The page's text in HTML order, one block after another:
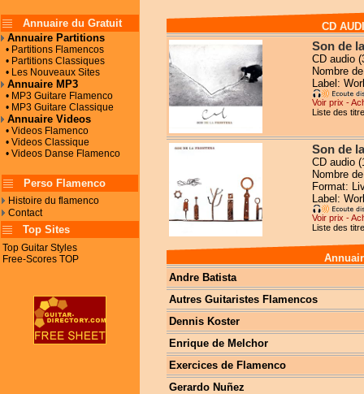
Annuaire du Gratuit
Annuaire Partitions
• Partitions Flamencos
• Partitions Classiques
• Les Nouveaux Sites
Annuaire MP3
• MP3 Guitare Flamenco
• MP3 Guitare Classique
Annuaire Videos
• Videos Flamenco
• Videos Classique
• Videos Danse Flamenco
Perso Flamenco
Histoire du flamenco
Contact
Top Sites
Top Guitar Styles
Free-Scores TOP
CD
Son de
CD audio
Nombre
Label:
Voir prix -
Liste des
Son de
CD audio
Nombre
Format:
Label:
Voir prix -
Liste des
Andre Batista
Autres Guitaristes Flamencos
Dennis Koster
Enrique de Melchor
Exercices de Flamenco
Gerardo Nuñez